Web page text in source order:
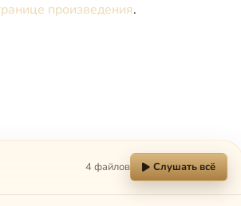
произведения.
4 файлов Слушать всё